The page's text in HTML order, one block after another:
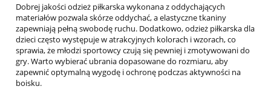
Dobrej jakości odzież piłkarska wykonana z oddychających
materiałów pozwala skórze oddychać, a elastyczne tkaniny
zapewniają pełną swobodę ruchu. Dodatkowo, odzież piłkarska dla
dzieci często występuje w atrakcyjnych kolorach i wzorach, co
sprawia, że młodzi sportowcy czują się pewniej i zmotywowani do
gry. Warto wybierać ubrania dopasowane do rozmiaru, aby
zapewnić optymalną wygodę i ochronę podczas aktywności na
boisku.